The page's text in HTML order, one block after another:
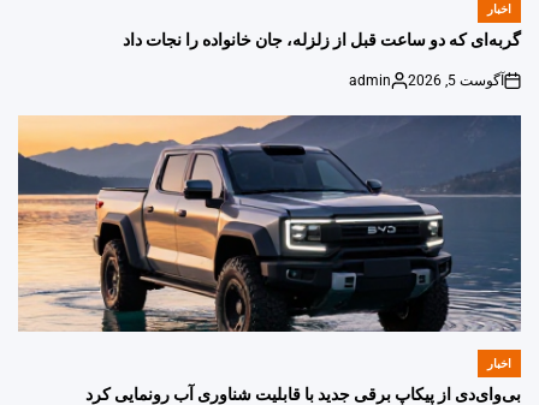
POSTED
IN
اخبار
گربه‌ای که دو ساعت قبل از زلزله، جان خانواده را نجات داد
on
آگوست 5, 2026
Posted
admin
POSTED
اخبار
بی‌وای‌دی از پیکاپ برقی جدید با قابلیت شناوری آب رونمایی کرد